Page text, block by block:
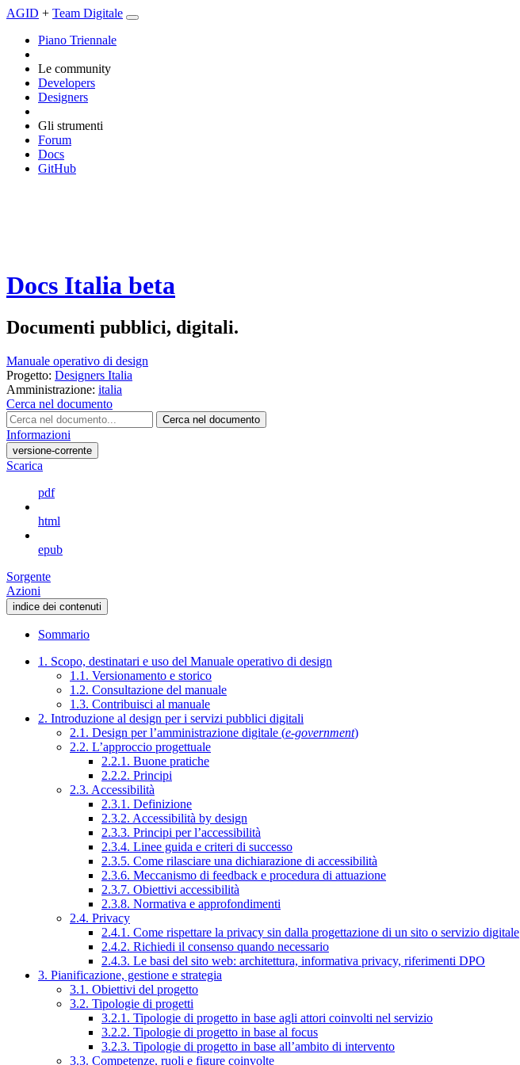
AGID + Team Digitale
Piano Triennale
Le community
Developers
Designers
Gli strumenti
Forum
Docs
GitHub
Docs Italia beta
Documenti pubblici, digitali.
Manuale operativo di design
Progetto: Designers Italia
Amministrazione: italia
Cerca nel documento
Cerca nel documento
Informazioni
versione-corrente
Scarica
pdf
html
epub
Sorgente
Azioni
indice dei contenuti
Sommario
1. Scopo, destinatari e uso del Manuale operativo di design
1.1. Versionamento e storico
1.2. Consultazione del manuale
1.3. Contribuisci al manuale
2. Introduzione al design per i servizi pubblici digitali
2.1. Design per l’amministrazione digitale (e-government)
2.2. L’approccio progettuale
2.2.1. Buone pratiche
2.2.2. Principi
2.3. Accessibilità
2.3.1. Definizione
2.3.2. Accessibilità by design
2.3.3. Principi per l’accessibilità
2.3.4. Linee guida e criteri di successo
2.3.5. Come rilasciare una dichiarazione di accessibilità
2.3.6. Meccanismo di feedback e procedura di attuazione
2.3.7. Obiettivi accessibilità
2.3.8. Normativa e approfondimenti
2.4. Privacy
2.4.1. Come rispettare la privacy sin dalla progettazione di un sito o servizio digitale
2.4.2. Richiedi il consenso quando necessario
2.4.3. Le basi del sito web: architettura, informativa privacy, riferimenti DPO
3. Pianificazione, gestione e strategia
3.1. Obiettivi del progetto
3.2. Tipologie di progetti
3.2.1. Tipologie di progetto in base agli attori coinvolti nel servizio
3.2.2. Tipologie di progetto in base al focus
3.2.3. Tipologie di progetto in base all’ambito di intervento
3.3. Competenze, ruoli e figure coinvolte